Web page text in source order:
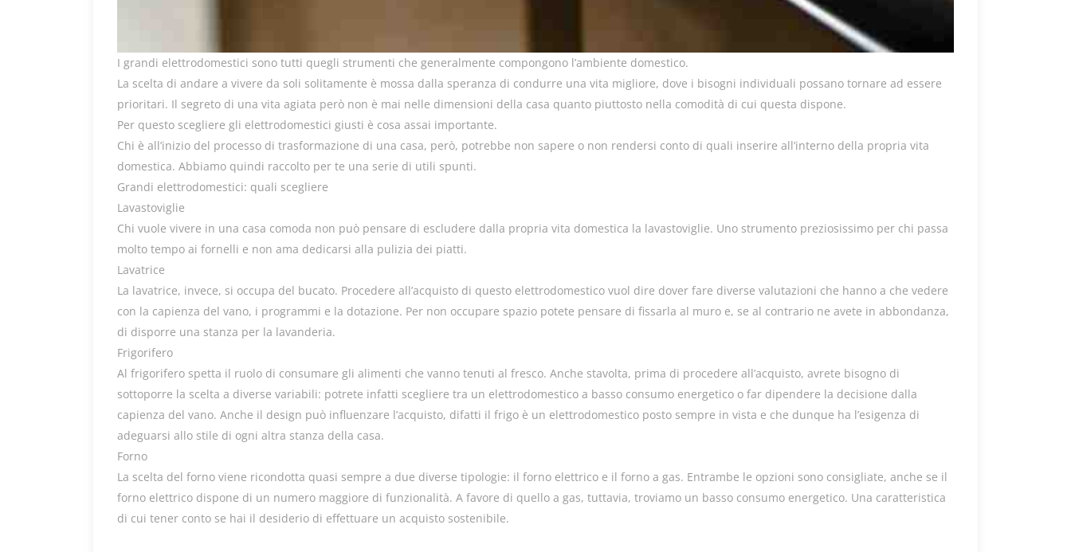
I grandi elettrodomestici sono tutti quegli strumenti che generalmente compongono l’ambiente domestico.
La scelta di andare a vivere da soli solitamente è mossa dalla speranza di condurre una vita migliore, dove i bisogni individuali possano tornare ad essere
prioritari. Il segreto di una vita agiata però non è mai nelle dimensioni della casa quanto piuttosto nella comodità di cui questa dispone.
Per questo scegliere gli elettrodomestici giusti è cosa assai importante.
Chi è all’inizio del processo di trasformazione di una casa, però, potrebbe non sapere o non rendersi conto di quali inserire all’interno della propria vita
domestica. Abbiamo quindi raccolto per te una serie di utili spunti.
Grandi elettrodomestici: quali scegliere
Lavastoviglie
Chi vuole vivere in una casa comoda non può pensare di escludere dalla propria vita domestica la lavastoviglie. Uno strumento preziosissimo per chi passa
molto tempo ai fornelli e non ama dedicarsi alla pulizia dei piatti.
Lavatrice
La lavatrice, invece, si occupa del bucato. Procedere all’acquisto di questo elettrodomestico vuol dire dover fare diverse valutazioni che hanno a che vedere
con la capienza del vano, i programmi e la dotazione. Per non occupare spazio potete pensare di fissarla al muro e, se al contrario ne avete in abbondanza,
di disporre una stanza per la lavanderia.
Frigorifero
Al frigorifero spetta il ruolo di consumare gli alimenti che vanno tenuti al fresco. Anche stavolta, prima di procedere all’acquisto, avrete bisogno di
sottoporre la scelta a diverse variabili: potrete infatti scegliere tra un elettrodomestico a basso consumo energetico o far dipendere la decisione dalla
capienza del vano. Anche il design può influenzare l’acquisto, difatti il frigo è un elettrodomestico posto sempre in vista e che dunque ha l’esigenza di
adeguarsi allo stile di ogni altra stanza della casa.
Forno
La scelta del forno viene ricondotta quasi sempre a due diverse tipologie: il forno elettrico e il forno a gas. Entrambe le opzioni sono consigliate, anche se il
forno elettrico dispone di un numero maggiore di funzionalità. A favore di quello a gas, tuttavia, troviamo un basso consumo energetico. Una caratteristica
di cui tener conto se hai il desiderio di effettuare un acquisto sostenibile.